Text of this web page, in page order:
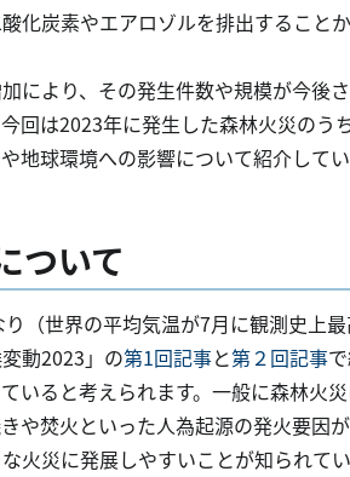
化炭素やエアロゾルを排出すること
により、その発生件数や規模が今後
回は2023年に発生した森林火災のう
球環境への影響について紹介してい
ついて
（世界の平均気温が7月に観測史上最
動2023」の第1回記事と第２回記事
いると考えられます。一般に森林火
焚火といった人為起源の発火要因が
火災に発展しやすいことが知られて